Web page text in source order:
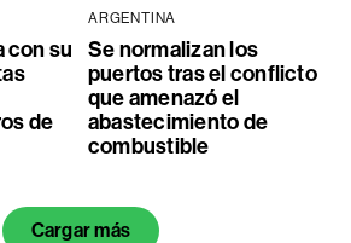
con su
de
ARGENTINA
Se normalizan los
puertos tras el conflicto
que amenazó el
abastecimiento de
combustible
Cargar más